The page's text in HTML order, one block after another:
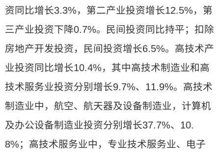
资同比增长3.3%，第二产业投资增长12.5%，第
三产业投资下降0.7%。民间投资同比持平；扣除
房地产开发投资，民间投资增长6.5%。高技术产
业投资同比增长10.4%，其中高技术制造业和高
技术服务业投资分别增长9.7%、11.9%。高技术
制造业中，航空、航天器及设备制造业，计算机
及办公设备制造业投资分别增长37.7%、10.
8%；高技术服务业中，专业技术服务业、电子